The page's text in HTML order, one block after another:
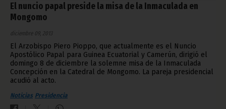
El nuncio papal preside la misa de la Inmaculada en
Mongomo
diciembre 09, 2013
El Arzobispo Piero Pioppo, que actualmente es el Nuncio
Apostólico Papal para Guinea Ecuatorial y Camerún, dirigió el
domingo 8 de diciembre la solemne misa de la Inmaculada
Concepción en la Catedral de Mongomo. La pareja presidencial
acudió al acto.
Noticias Presidencia